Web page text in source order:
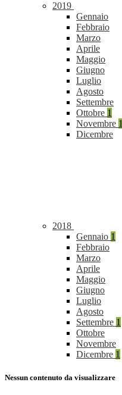
2019
Gennaio
Febbraio
Marzo
Aprile
Maggio
Giugno
Luglio
Agosto
Settembre
Ottobre 1
Novembre 1
Dicembre
2018
Gennaio 1
Febbraio
Marzo
Aprile
Maggio
Giugno
Luglio
Agosto
Settembre 1
Ottobre
Novembre
Dicembre 1
Nessun contenuto da visualizzare